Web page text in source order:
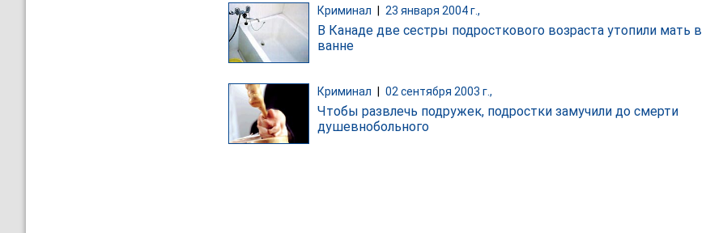
Криминал 23 января 2004 г.,
В Канаде две сестры подросткового возраста утопили мать в
ванне
Криминал 02 сентября 2003 г.,
Чтобы развлечь подружек, подростки замучили до смерти
душевнобольного